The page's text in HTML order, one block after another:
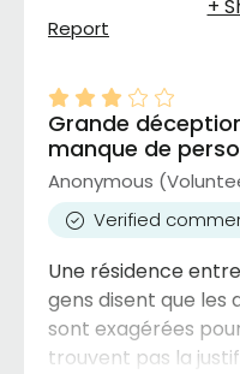
moi même
Report
Grande
manque de
Anonymous
Verified
Une résidence
gens disent que les
sont exagérées
trouvent pas la